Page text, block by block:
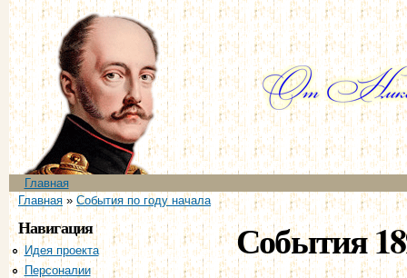
Главное меню
Главная
Вы здесь
Главная» События по году начала
Навигация
Идея проекта
Персоналии
События